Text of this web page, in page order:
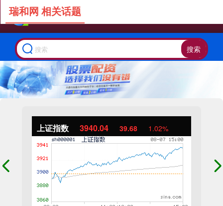
搜索
上证指数 3940.04 39.68 1.02%
瑞和网 相关话题